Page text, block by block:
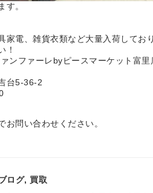
す。
家電、雑貨衣類など大量入荷してお
！
ンファーレbyピースマーケット富里
台5-36-2
お問い合わせください。
ログ, 買取